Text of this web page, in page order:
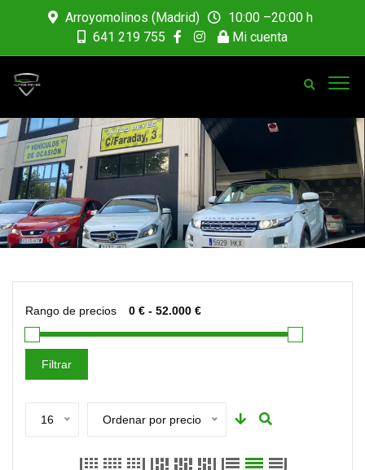
Arroyomolinos (Madrid)
10:00 –20:00 h
641 219 755
Mi cuenta
Rango de precios
Filtrar
16 Ordenar por precio